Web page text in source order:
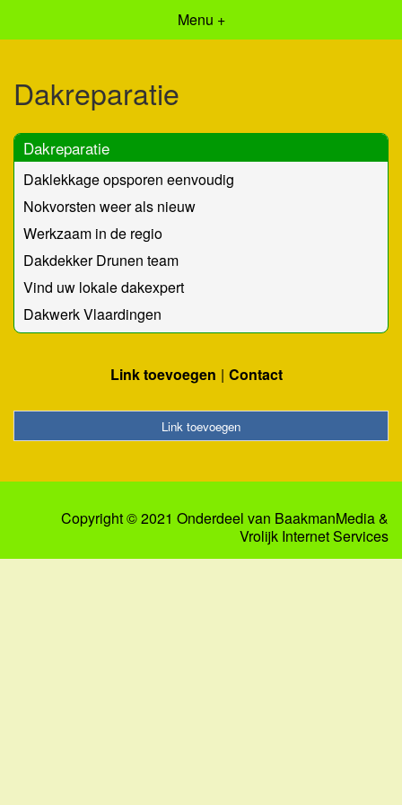
Menu +
Dakreparatie
Dakreparatie
Daklekkage opsporen eenvoudig
Nokvorsten weer als nieuw
Werkzaam in de regio
Dakdekker Drunen team
Vind uw lokale dakexpert
Dakwerk Vlaardingen
Link toevoegen Contact
Link toevoegen
Copyright © 2021 Onderdeel van BaakmanMedia&
Vrolijk Internet Services